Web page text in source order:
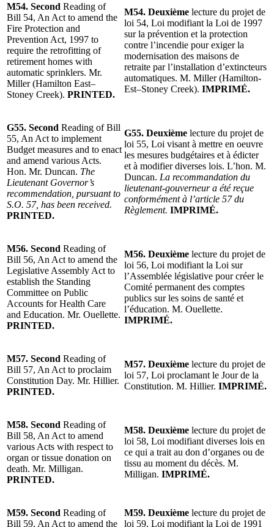
M54. Second Reading of
Bill 54, An Act to amend the
Fire Protection and
Prevention Act, 1997 to
require the retrofitting of
retirement homes with
automatic sprinklers. Mr.
Miller (Hamilton East–
Stoney Creek). PRINTED.
M54. Deuxième lecture du projet de
loi 54, Loi modifiant la Loi de 1997
sur la prévention et la protection
contre l’incendie pour exiger la
modernisation des maisons de
retraite par l’installation d’extincteurs
automatiques. M. Miller (Hamilton-
Est–Stoney Creek). IMPRIMÉ.
G55. Second Reading of Bill
55, An Act to implement
Budget measures and to enact
and amend various Acts.
Hon. Mr. Duncan. The
Lieutenant Governor’s
recommendation, pursuant to
S.O. 57, has been received.
PRINTED.
G55. Deuxième lecture du projet de
loi 55, Loi visant à mettre en oeuvre
les mesures budgétaires et à édicter
et à modifier diverses lois. L’hon. M.
Duncan. La recommandation du
lieutenant-gouverneur a été reçue
conformément à l’article 57 du
Règlement. IMPRIMÉ.
M56. Second Reading of
Bill 56, An Act to amend the
Legislative Assembly Act to
establish the Standing
Committee on Public
Accounts for Health Care
and Education. Mr. Ouellette.
PRINTED.
M56. Deuxième lecture du projet de
loi 56, Loi modifiant la Loi sur
l’Assemblée législative pour créer le
Comité permanent des comptes
publics sur les soins de santé et
l’éducation. M. Ouellette.
IMPRIMÉ.
M57. Second Reading of
Bill 57, An Act to proclaim
Constitution Day. Mr. Hillier.
PRINTED.
M57. Deuxième lecture du projet de
loi 57, Loi proclamant le Jour de la
Constitution. M. Hillier. IMPRIMÉ.
M58. Second Reading of
Bill 58, An Act to amend
various Acts with respect to
organ or tissue donation on
death. Mr. Milligan.
PRINTED.
M58. Deuxième lecture du projet de
loi 58, Loi modifiant diverses lois en
ce qui a trait au don d’organes ou de
tissu au moment du décès. M.
Milligan. IMPRIMÉ.
M59. Second Reading of
Bill 59, An Act to amend the
M59. Deuxième lecture du projet de
loi 59, Loi modifiant la Loi de 1991